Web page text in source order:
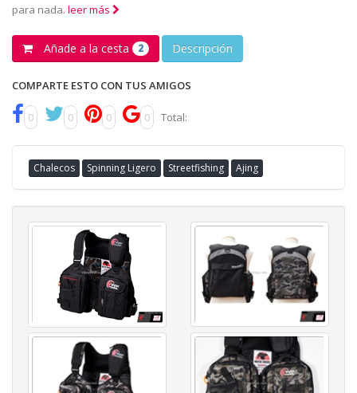
para nada. leer más
Añade a la cesta 2 Descripción
COMPARTE ESTO CON TUS AMIGOS
0 0 0 0 Total:
Chalecos Spinning Ligero Streetfishing Ajing